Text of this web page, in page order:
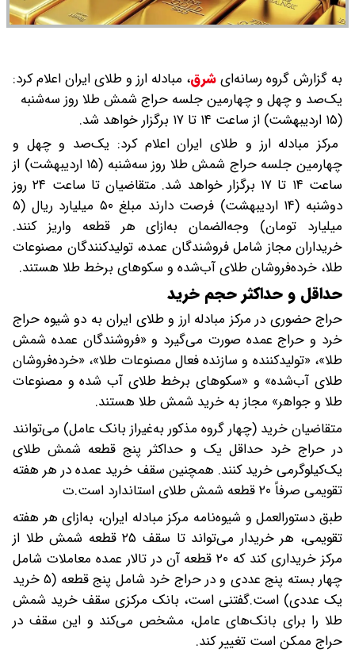
به گزارش گروه رسانه‌ایشرق، مبادله ارز و طلای ایران اعلام کرد:
یک‌صد و چهل و چهارمین جلسه حراج شمش طلا روز سه‌شنبه
(۱۵ اردیبهشت) از ساعت ۱۴ تا ۱۷ برگزار خواهد شد.
مرکز مبادله ارز و طلای ایران اعلام کرد: یک‌صد و چهل و
چهارمین جلسه حراج شمش طلا روز سه‌شنبه (۱۵ اردیبهشت) از
ساعت ۱۴ تا ۱۷ برگزار خواهد شد. متقاضیان تا ساعت ۲۴ روز
دوشنبه (۱۴ اردیبهشت) فرصت دارند مبلغ ۵۰ میلیارد ریال (۵
میلیارد تومان) وجه‌الضمان به‌ازای هر قطعه واریز کنند.
خریداران مجاز شامل فروشندگان عمده، تولیدکنندگان مصنوعات
طلا، خرده‌فروشان طلای آب‌شده و سکوهای برخط طلا هستند.
حداقل و حداکثر حجم خرید
حراج حضوری در مرکز مبادله ارز و طلای ایران به دو شیوه حراج
خرد و حراج عمده صورت می‌گیرد و «فروشندگان عمده شمش
طلا»، «تولیدکننده و سازنده فعال مصنوعات طلا»، «خرده‌فروشان
طلای آب‌شده» و «سکوهای برخط طلای آب شده و مصنوعات
طلا و جواهر» مجاز به خرید شمش طلا هستند.
متقاضیان خرید (چهار گروه مذکور به‌غیراز بانک عامل) می‌توانند
در حراج خرد حداقل یک و حداکثر پنج قطعه شمش طلای
یک‌کیلوگرمی خرید کنند. همچنین سقف خرید عمده در هر هفته
تقویمی صرفاً ۲۰ قطعه شمش طلای استاندارد است.ت
طبق دستورالعمل و شیوه‌نامه مرکز مبادله ایران، به‌ازای هر هفته
تقویمی، هر خریدار می‌تواند تا سقف ۲۵ قطعه شمش طلا از
مرکز خریداری کند که ۲۰ قطعه آن در تالار عمده معاملات شامل
چهار بسته پنج عددی و در حراج خرد شامل پنج قطعه (۵ خرید
یک عددی) است.گفتنی است، بانک مرکزی سقف خرید شمش
طلا را برای بانک‌های عامل، مشخص می‌کند و این سقف در
حراج ممکن است تغییر کند.